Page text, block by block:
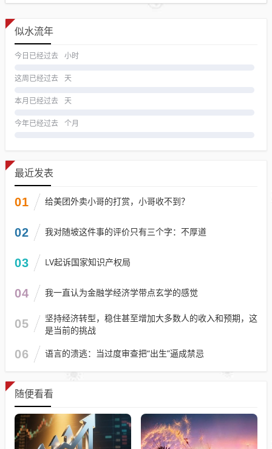
似水流年
今日已经过去 小时
这周已经过去 天
本月已经过去 天
今年已经过去 个月
最近发表
01 给美团外卖小哥的打赏，小哥收不到？
02 我对随坡这件事的评价只有三个字：不厚道
03 LV起诉国家知识产权局
04 我一直认为金融学经济学带点玄学的感觉
05
坚持经济转型，稳住甚至增加大多数人的收入和预期，这
是当前的挑战
06 语言的溃逃：当过度审查把“出生”逼成禁忌
随便看看